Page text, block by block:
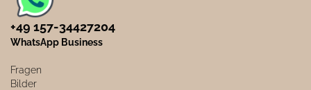
+49 157-34427204​
WhatsApp Business
Fragen
Bilder